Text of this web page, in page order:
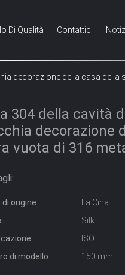
Di Qualità Contattici
decorazione della casa della
304 della cavità
decorazione
vuota di 316
di origine:
La Cina
Silk
ISO
di modello:
150 mm